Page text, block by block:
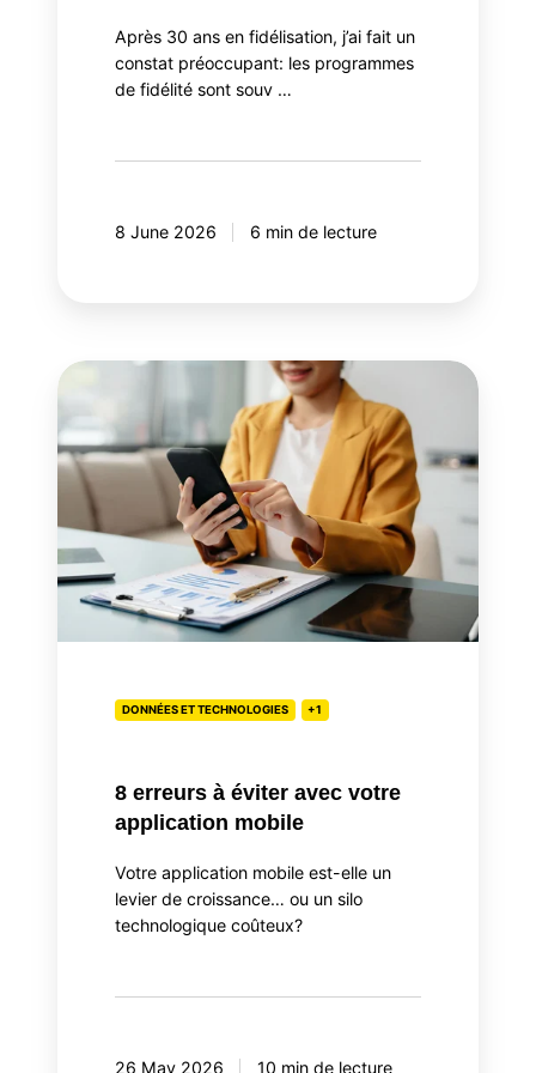
Après 30 ans en fidélisation, j’ai fait un
constat préoccupant: les programmes
de fidélité sont souv …
8 June 2026 6 min de lecture
8
à
éviter
avec
votre
application
mobile
DONNÉES ET TECHNOLOGIES +1
8 erreurs à éviter avec votre
application mobile
Votre application mobile est-elle un
levier de croissance… ou un silo
technologique coûteux?
26 May 2026 10 min de lecture